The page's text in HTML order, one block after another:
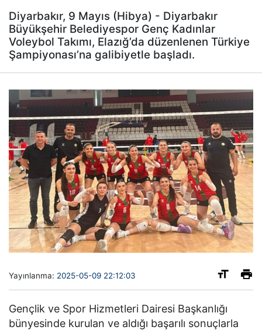
Diyarbakır, 9 Mayıs (Hibya) - Diyarbakır
Büyükşehir Belediyespor Genç Kadınlar
Voleybol Takımı, Elazığ’da düzenlenen Türkiye
Şampiyonası’na galibiyetle başladı.
Yayınlanma: 2025-05-09 22:12:03
Gençlik ve Spor Hizmetleri Dairesi Başkanlığı
bünyesinde kurulan ve aldığı başarılı sonuçlarla